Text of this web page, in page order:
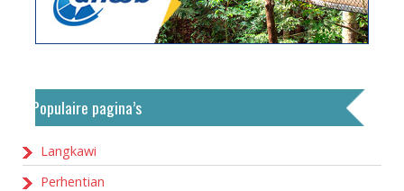
Populaire pagina’s
Langkawi
Perhentian